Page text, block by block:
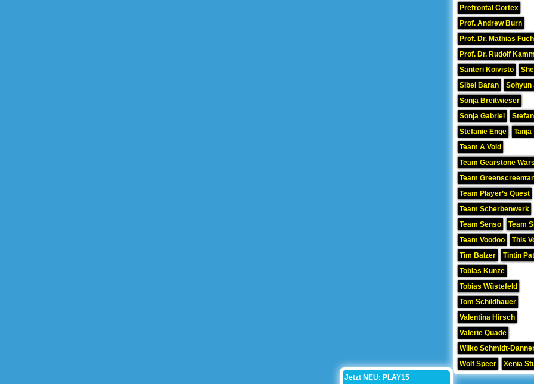
Prefrontal Cortex
Prof. Andrew Burn
Prof. Dr. Mathias
Prof. Dr. Rudolf
Santeri Koivisto
Sibel Baran
Sohyun
Sonja Breitwieser
Sonja Gabriel
Stefanie Enge
Tanja
Team A Void
Team Gearstone Wars
Team
Team Player’s Quest
Team Scherbenwerk
Team Senso
Team
Team Voodoo
This
Tim Balzer
Tintin
Tobias Kunze
Tobias Wüstefeld
Tom Schildhauer
Valentina Hirsch
Valerie Quade
Wilko Schmidt-
Wolf Speer
Xenia
Jetzt NEU: PLAY15